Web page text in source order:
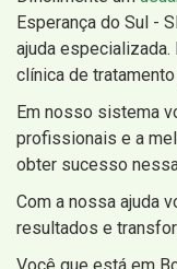
Esperança do Sul -
ajuda
clínica de
Em nosso sistema
profissionais e a
obter sucesso
Com a nossa ajuda
resultados e